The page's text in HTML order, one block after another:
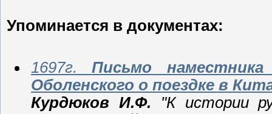
Упоминается в документах:
1697г.Письмо
Оболенского о поездке в
Курдюков И.Ф. "К истории